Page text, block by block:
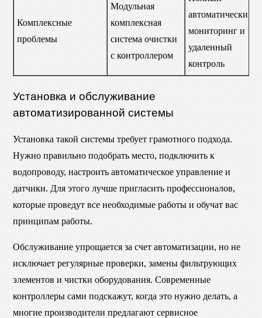
Комплексные
проблемы
Модульная
комплексная
система очистки
с контроллером
автоматический
мониторинг и
удаленный
контроль
Установка и обслуживание
автоматизированной системы
Установка такой системы требует грамотного подхода.
Нужно правильно подобрать место, подключить к
водопроводу, настроить автоматическое управление и
датчики. Для этого лучше пригласить профессионалов,
которые проведут все необходимые работы и обучат вас
принципам работы.
Обслуживание упрощается за счет автоматизации, но не
исключает регулярные проверки, замены фильтрующих
элементов и чистки оборудования. Современные
контроллеры сами подскажут, когда это нужно делать, а
многие производители предлагают сервисное